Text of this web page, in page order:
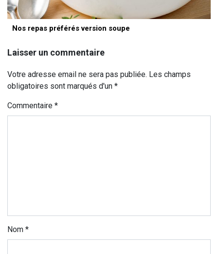
Nos repas préférés version soupe
Laisser un commentaire
Votre adresse email ne sera pas publiée. Les champs
obligatoires sont marqués d'un *
Commentaire *
Nom *